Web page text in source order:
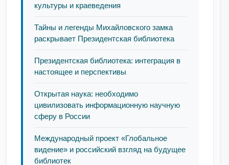
культуры и краеведения
Тайны и легенды Михайловского замка
раскрывает Президентская библиотека
Президентская библиотека: интеграция в
настоящее и перспективы
Открытая наука: необходимо
цивилизовать информационную научную
сферу в России
Международный проект «Глобальное
видение» и российский взгляд на будущее
библиотек